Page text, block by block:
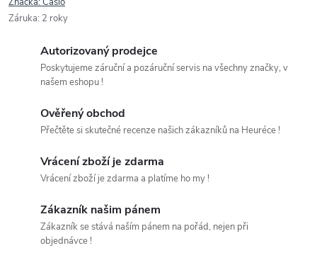
Záruka: 2 roky
Autorizovaný prodejce
Poskytujeme záruční a pozáruční servis na všechny značky, v
našem eshopu !
Ověřený obchod
Přečtěte si skutečné recenze našich zákazníků na Heuréce !
Vrácení zboží je zdarma
Vrácení zboží je zdarma a platíme ho my !
Zákazník našim pánem
Zákazník se stává naším pánem na pořád, nejen při
objednávce !